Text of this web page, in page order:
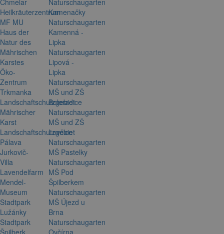
Heilkräuterzentrum
MF MU
Haus der
Natur des
Mährischen
Karstes
Öko-
Zentrum
Trkmanka
Landschaftschutzgebiet
Mährischer
Karst
Landschaftschutzgebiet
Pálava
Jurkovič-
Villa
Lavendelfarm
Mendel-
Museum
Stadtpark
Lužánky
Stadtpark
Špilberk
Kamenačky
Naturschaugarten
Kamenná -
Lipka
Naturschaugarten
Lipová -
Lipka
Naturschaugarten
MŠ und ZŠ
Boleradice
Naturschaugarten
MŠ und ZŠ
Lovčice
Naturschaugarten
MŠ Pastelky
Naturschaugarten
MŠ Pod
Špilberkem
Naturschaugarten
MŠ Újezd u
Brna
Naturschaugarten
Ovčírna